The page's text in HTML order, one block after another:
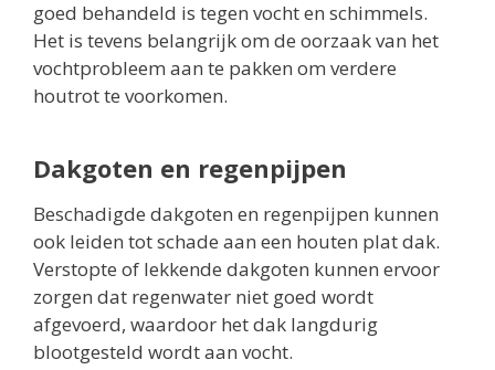
goed behandeld is tegen vocht en schimmels.
Het is tevens belangrijk om de oorzaak van het
vochtprobleem aan te pakken om verdere
houtrot te voorkomen.
Dakgoten en regenpijpen
Beschadigde dakgoten en regenpijpen kunnen
ook leiden tot schade aan een houten plat dak.
Verstopte of lekkende dakgoten kunnen ervoor
zorgen dat regenwater niet goed wordt
afgevoerd, waardoor het dak langdurig
blootgesteld wordt aan vocht.